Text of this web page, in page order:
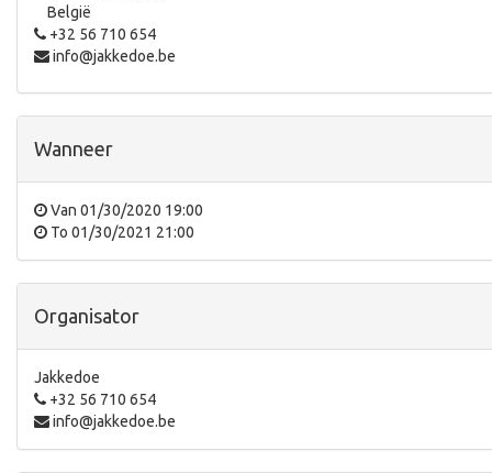
België
+32 56 710 654
info@jakkedoe.be
Wanneer
Van 01/30/2020 19:00
To 01/30/2021 21:00
Organisator
Jakkedoe
+32 56 710 654
info@jakkedoe.be